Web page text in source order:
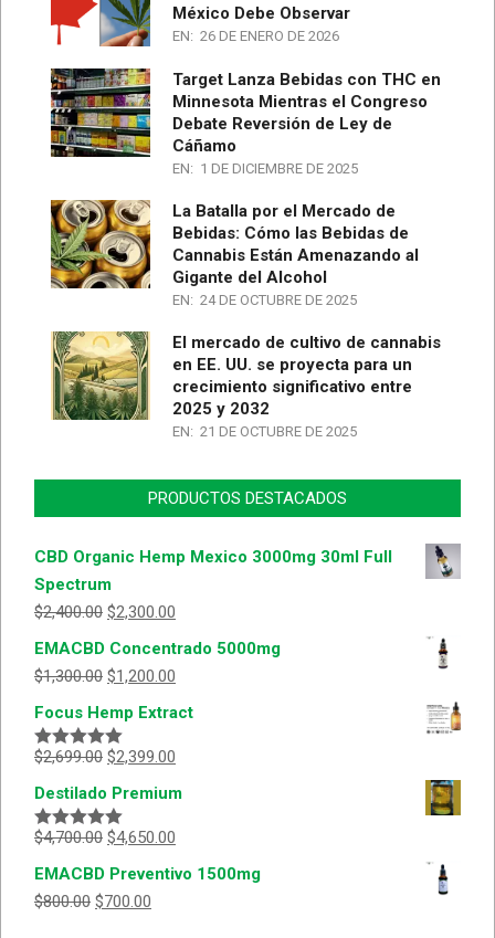
México Debe Observar
EN: 26 DE ENERO DE 2026
Target Lanza Bebidas con THC en
Minnesota Mientras el Congreso
Debate Reversión de Ley de
Cáñamo
EN: 1 DE DICIEMBRE DE 2025
La Batalla por el Mercado de
Bebidas: Cómo las Bebidas de
Cannabis Están Amenazando al
Gigante del Alcohol
EN: 24 DE OCTUBRE DE 2025
El mercado de cultivo de cannabis
en EE. UU. se proyecta para un
crecimiento significativo entre
2025 y 2032
EN: 21 DE OCTUBRE DE 2025
PRODUCTOS DESTACADOS
CBD Organic Hemp Mexico 3000mg 30ml Full
Spectrum
$2,400.00 $2,300.00
EMACBD Concentrado 5000mg
$1,300.00 $1,200.00
Focus Hemp Extract
Valorado
5
$2,699.00 $2,399.00
Destilado Premium
Valorado
5
$4,700.00 $4,650.00
EMACBD Preventivo 1500mg
$800.00 $700.00